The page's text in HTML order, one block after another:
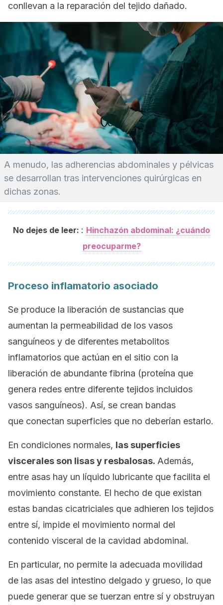
conllevan a la reparación del tejido dañado.
A menudo, las adherencias abdominales y pélvicas
se desarrollan tras intervenciones quirúrgicas en
dichas zonas.
No dejes de leer: : Hinchazón abdominal: ¿cuándo
preocuparme?
Proceso inflamatorio asociado
Se produce la liberación de sustancias que
aumentan la permeabilidad de los vasos
sanguíneos y de diferentes metabolitos
inflamatorios que actúan en el sitio con la
liberación de abundante fibrina (proteína que
genera redes entre diferente tejidos incluidos
vasos sanguíneos). Así, se crean bandas
que conectan superficies que no deberían estarlo.
En condiciones normales, las superficies
viscerales son lisas y resbalosas. Además,
entre asas hay un líquido lubricante que facilita el
movimiento constante. El hecho de que existan
estas bandas cicatriciales que adhieren los tejidos
entre sí, impide el movimiento normal del
contenido visceral de la cavidad abdominal.
En particular, no permite la adecuada movilidad
de las asas del intestino delgado y grueso, lo que
puede generar que se tuerzan entre sí y obstruyan